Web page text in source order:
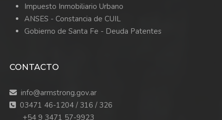
Impuesto Inmobiliario Urbano
ANSES - Constancia de CUIL
Gobierno de Santa Fe - Deuda Patentes
CONTACTO
info@armstrong.gov.ar
03471 46-1204 / 316 / 326
+54 9 3471 57-9923